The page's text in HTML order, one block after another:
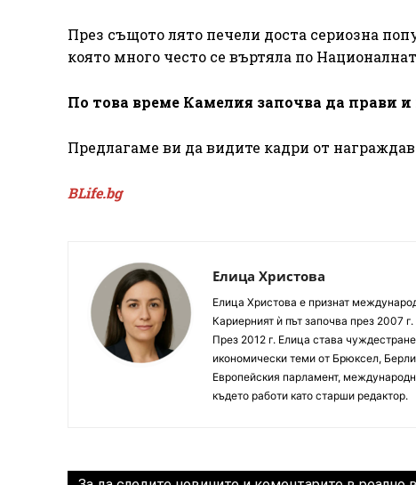
През същото лято печели доста сериозна
която много често се въртяла по
По това време Камелия започва да прави
Предлагаме ви да видите кадри от
BLife.bg
Елица Христова
Елица Христова е признат
Кариерният ѝ път започва през 2007
През 2012 г. Елица става
икономически теми от Брюксел,
Европейския парламент,
където работи като старши редактор.